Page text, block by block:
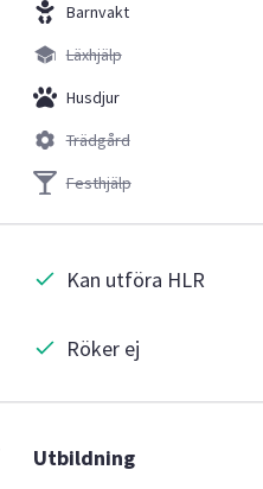
Barnvakt
Läxhjälp
Husdjur
Trädgård
Festhjälp
Kan utföra HLR
Röker ej
Utbildning